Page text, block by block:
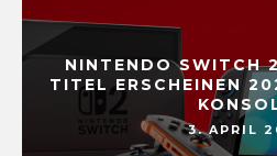
NINTENDO SWITCH
TITEL ERSCHEINEN
3. APRIL